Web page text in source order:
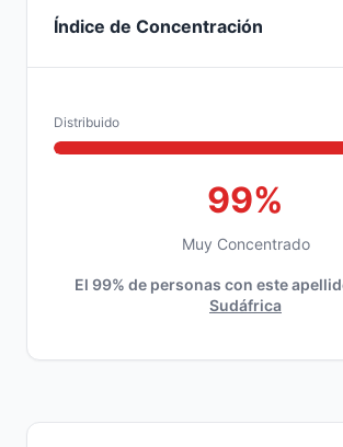
Índice de Concentración
Distribuido
99%
Muy Concentrado
El 99% de personas con este
Sudáfrica